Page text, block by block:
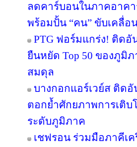
ลดคาร์บอนในภาคอาคา
พร้อมปั้น “คน” ขับเคลื่
PTG ฟอร์มแกร่ง! ติดอัน
ยืนหยัด Top 50 ของภูมิ
สมดุล
บางกอกแอร์เวย์ส ติดอั
ตอกย้ำศักยภาพการเติบ
ระดับภูมิภาค
เชฟรอน ร่วมมือภาคีเ